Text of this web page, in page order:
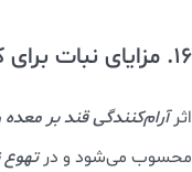
16. مزایای نبات برای کاهش تهوع
اثرآرام‌کنندگی قند بر
محسوب می‌شود و درتهوع